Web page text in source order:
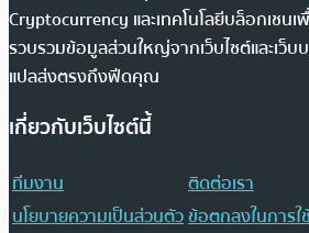
Cryptocurrency และเทคโนโลยีบล็อกเชนเ
รวบรวมข้อมูลส่วนใหญ่จากเว็บไซต์และเว็บ
แปลส่งตรงถึงฟีดคุณ
เกี่ยวกับเว็บไซต์นี้
ทีมงาน
ติดต่อเรา
นโยบายความเป็นส่วนตัวข้อตกลงในการใ